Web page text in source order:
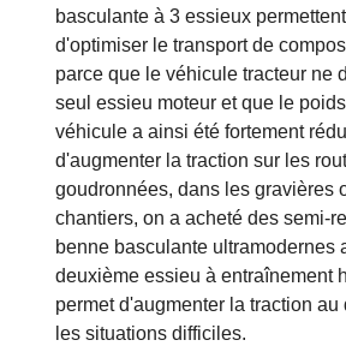
basculante à 3 essieux
d'optimiser le transport de
parce que le véhicule tracteur ne
seul essieu moteur et que le
véhicule a ainsi été fortement
d'augmenter la traction sur les
goudronnées, dans les gravières
chantiers, on a acheté des semi-
benne basculante ultramodernes
deuxième essieu à entraînement
permet d'augmenter la traction
les situations difficiles.